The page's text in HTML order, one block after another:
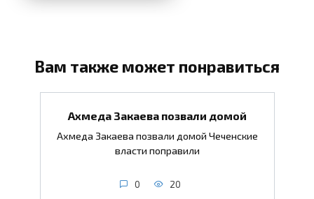
Вам также может понравиться
Ахмеда Закаева позвали домой
Ахмеда Закаева позвали домой Чеченские
власти поправили
0 20